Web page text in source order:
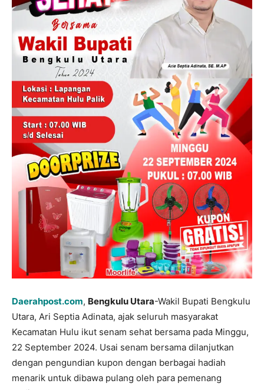
Daerahpost.com, Bengkulu Utara-Wakil Bupati Bengkulu
Utara, Ari Septia Adinata, ajak seluruh masyarakat
Kecamatan Hulu ikut senam sehat bersama pada Minggu,
22 September 2024. Usai senam bersama dilanjutkan
dengan pengundian kupon dengan berbagai hadiah
menarik untuk dibawa pulang oleh para pemenang